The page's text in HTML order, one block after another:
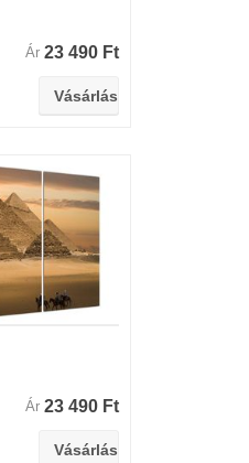
Ár 23 490 Ft
Ár 23 490 Ft